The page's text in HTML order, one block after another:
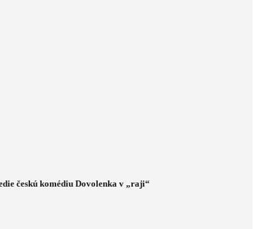
českú komédiu Dovolenka v „raji“